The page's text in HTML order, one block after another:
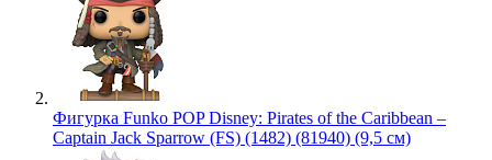
Фигурка Funko POP Disney: Pirates of the Caribbean –
Captain Jack Sparrow (FS) (1482) (81940) (9,5 см)